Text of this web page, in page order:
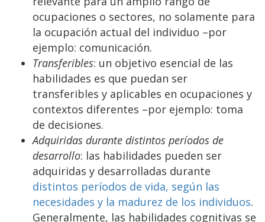
ocupaciones o sectores, no solamente para
la ocupación actual del individuo –por
ejemplo: comunicación.
Transferibles: un objetivo esencial de las
habilidades es que puedan ser
transferibles y aplicables en ocupaciones y
contextos diferentes –por ejemplo: toma
de decisiones.
Adquiridas durante distintos períodos de
desarrollo: las habilidades pueden ser
adquiridas y desarrolladas durante
distintos períodos de vida, según las
necesidades y la madurez de los individuos.
Generalmente, las habilidades cognitivas se